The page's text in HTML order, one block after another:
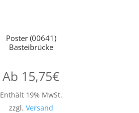
Poster (00641)
Basteibrücke
Ab 15,75€
Enthält 19% MwSt.
zzgl. Versand